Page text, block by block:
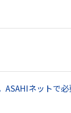
ASAHIネットで